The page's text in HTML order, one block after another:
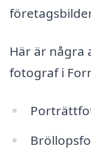
Här är några
fotograf i